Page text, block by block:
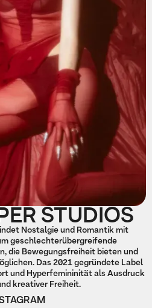
STUDIOS
Nostalgie und Romantik mit
geschlechterübergreifende
die Bewegungsfreiheit bieten und
Das 2021 gegründete Label
und Hyperfemininität als Ausdruck
kreativer Freiheit.